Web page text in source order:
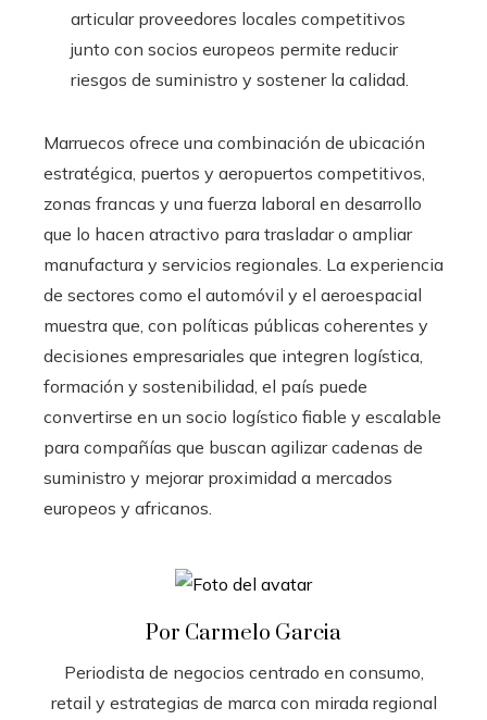
articular proveedores locales competitivos
junto con socios europeos permite reducir
riesgos de suministro y sostener la calidad.
Marruecos ofrece una combinación de ubicación
estratégica, puertos y aeropuertos competitivos,
zonas francas y una fuerza laboral en desarrollo
que lo hacen atractivo para trasladar o ampliar
manufactura y servicios regionales. La experiencia
de sectores como el automóvil y el aeroespacial
muestra que, con políticas públicas coherentes y
decisiones empresariales que integren logística,
formación y sostenibilidad, el país puede
convertirse en un socio logístico fiable y escalable
para compañías que buscan agilizar cadenas de
suministro y mejorar proximidad a mercados
europeos y africanos.
Por Carmelo Garcia
Periodista de negocios centrado en consumo,
retail y estrategias de marca con mirada regional